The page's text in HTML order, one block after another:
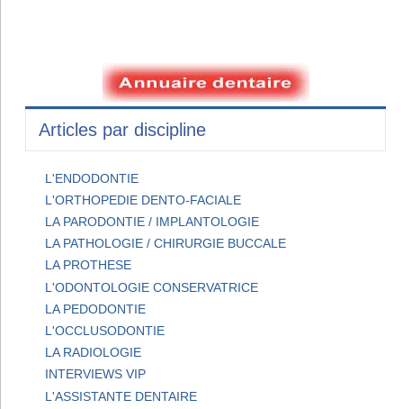
Articles par discipline
L'ENDODONTIE
L'ORTHOPEDIE DENTO-FACIALE
LA PARODONTIE / IMPLANTOLOGIE
LA PATHOLOGIE / CHIRURGIE BUCCALE
LA PROTHESE
L'ODONTOLOGIE CONSERVATRICE
LA PEDODONTIE
L'OCCLUSODONTIE
LA RADIOLOGIE
INTERVIEWS VIP
L'ASSISTANTE DENTAIRE